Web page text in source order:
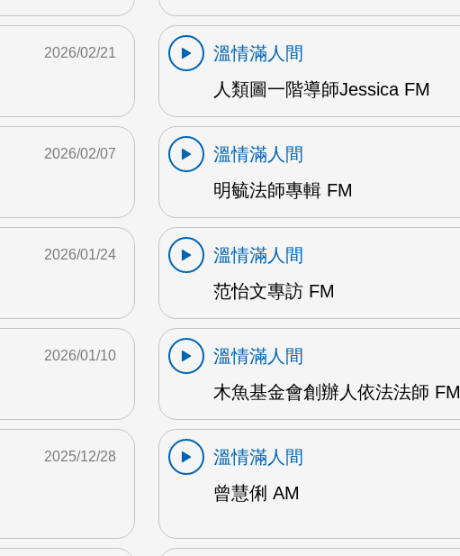
2026/02/21
溫情滿人間
人類圖一階導師Jessica FM
2026/02/07
溫情滿人間
明毓法師專輯 FM
2026/01/24
溫情滿人間
范怡文專訪 FM
2026/01/10
溫情滿人間
木魚基金會創辦人依法法師 FM
2025/12/28
溫情滿人間
曾慧俐 AM